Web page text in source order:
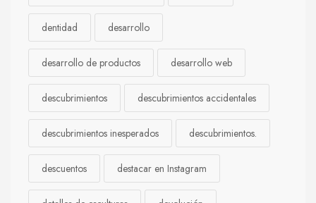
dentidad desarrollo
desarrollo de productos desarrollo web
descubrimientos descubrimientos accidentales
descubrimientos inesperados descubrimientos.
descuentos destacar en Instagram